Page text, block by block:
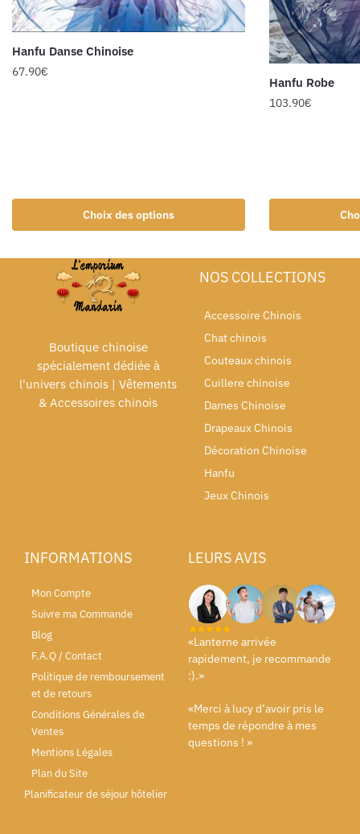
Hanfu Danse Chinoise
67.90€
Choix des options
Hanfu Robe
103.90€
Boutique chinoise
spécialement dédiée à
l'univers chinois | Vêtements
& Accessoires chinois
NOS COLLECTIONS
Accessoire Chinois
Chat chinois
Couteaux chinois
Cuillere chinoise
Dames Chinoise
Drapeaux Chinois
Décoration Chinoise
Hanfu
Jeux Chinois
INFORMATIONS
Mon Compte
Suivre ma Commande
Blog
F.A.Q / Contact
Politique de remboursement
et de retours
Conditions Générales de
Ventes
Mentions Légales
Plan du Site
Planificateur de séjour hôtelier
LEURS AVIS
«Lanterne arrivée
rapidement, je recommande
:).»
«Merci à lucy d’avoir pris le
temps de répondre à mes
questions ! »